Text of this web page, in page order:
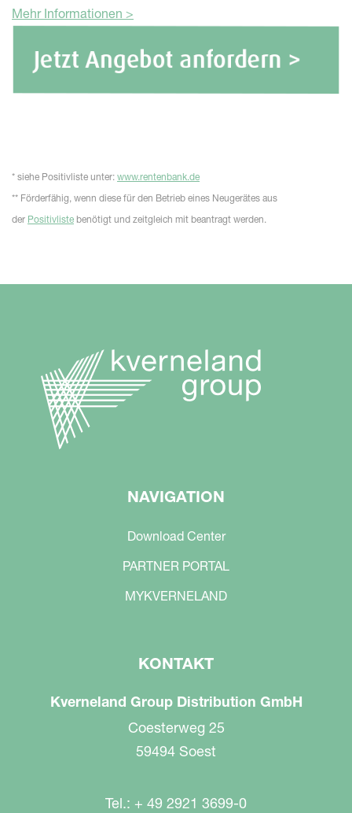
Mehr Informationen >
* siehe Positivliste unter: www.rentenbank.de
** Förderfähig, wenn diese für den Betrieb eines Neugerätes aus
der Positivliste benötigt und zeitgleich mit beantragt werden.
NAVIGATION
Download Center
PARTNER PORTAL
MYKVERNELAND
KONTAKT
Kverneland Group Distribution GmbH
Coesterweg 25
59494 Soest
Tel.: + 49 2921 3699-0